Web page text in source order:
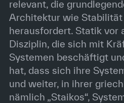
relevant, die
Architektur wie Stabilität
herausfordert. Statik vor
Disziplin, die sich mit
Systemen beschäftigt
hat, dass sich ihre
und weiter, in ihrer
nämlich „Staikos“,